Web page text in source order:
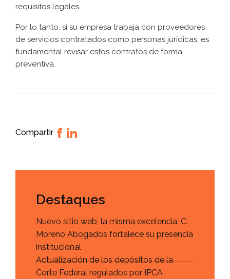
requisitos legales.
Por lo tanto, si su empresa trabaja con proveedores
de servicios contratados como personas jurídicas, es
fundamental revisar estos contratos de forma
preventiva.
Compartir
Destaques
Nuevo sitio web, la misma excelencia: C.
Moreno Abogados fortalece su presencia
institucional
Actualización de los depósitos de la
Corte Federal regulados por IPCA